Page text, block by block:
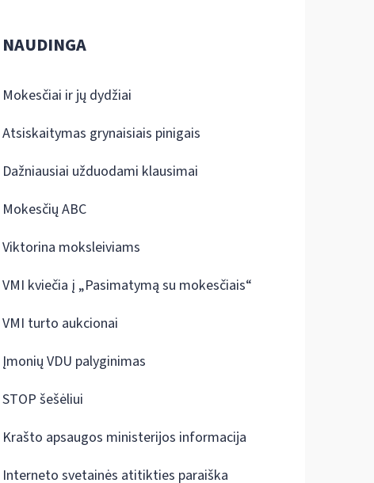
NAUDINGA
Mokesčiai ir jų dydžiai
Atsiskaitymas grynaisiais pinigais
Dažniausiai užduodami klausimai
Mokesčių ABC
Viktorina moksleiviams
VMI kviečia į „Pasimatymą su mokesčiais“
VMI turto aukcionai
Įmonių VDU palyginimas
STOP šešėliui
Krašto apsaugos ministerijos informacija
Interneto svetainės atitikties paraiška